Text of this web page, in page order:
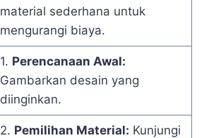
material sederhana untuk
mengurangi biaya.
1. Perencanaan Awal:
Gambarkan desain yang
diinginkan.
2. Pemilihan Material: Kunjungi